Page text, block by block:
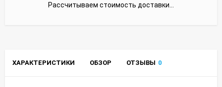
Рассчитываем стоимость доставки...
ХАРАКТЕРИСТИКИ ОБЗОР ОТЗЫВЫ 0